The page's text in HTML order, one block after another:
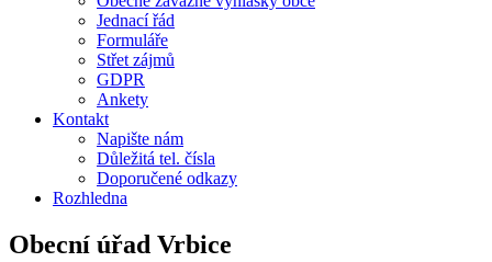
Jednací řád
Formuláře
Střet zájmů
GDPR
Ankety
Kontakt
Napište nám
Důležitá tel. čísla
Doporučené odkazy
Rozhledna
Obecní úřad Vrbice